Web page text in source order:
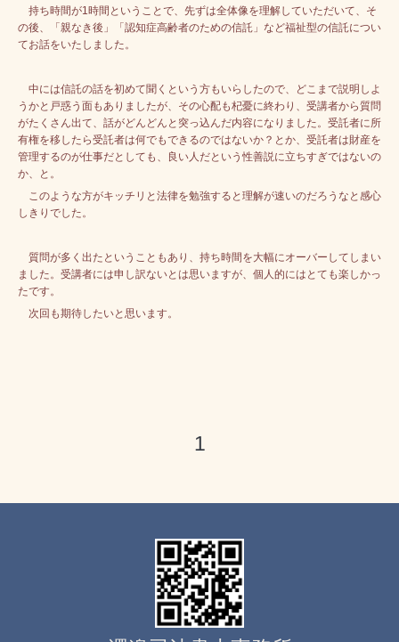
持ち時間が1時間ということで、先ずは全体像を理解していただいて、そ
の後、「親なき後」「認知症高齢者のための信託」など福祉型の信託につい
てお話をいたしました。
中には信託の話を初めて聞くという方もいらしたので、どこまで説明しよ
うかと戸惑う面もありましたが、その心配も杞憂に終わり、受講者から質問
がたくさん出て、話がどんどんと突っ込んだ内容になりました。 受託者に所
有権を移したら受託者は何でもできるのではないか？とか、受託者は財産を
管理するのが仕事だとしても、良い人だという性善説に立ちすぎではないの
か、と。
このような方がキッチリと法律を勉強すると理解が速いのだろうなと感心
しきりでした。
質問が多く出たということもあり、持ち時間を大幅にオーバーしてしまい
ました。受講者には申し訳ないとは思いますが、個人的にはとても楽しかっ
たです。
次回も期待したいと思います。
1